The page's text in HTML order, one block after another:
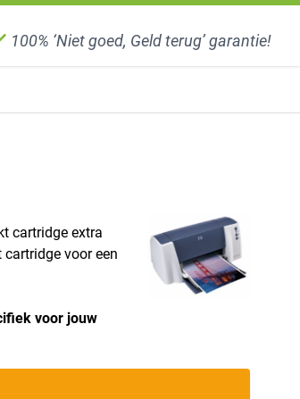
100% ‘Niet goed, Geld terug’ garantie!
cartridge extra
voor een
voor jouw